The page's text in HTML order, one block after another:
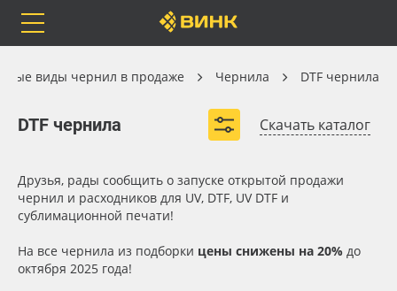
Каталог
Orafol
Бренды
Весь каталог
Рулонные материалы
Самоклеящиеся плёнки
виды чернил в продаже Чернила DTF чернила
DTF чернила Скачать каталог
Чернила
Вид
Друзья, рады сообщить о запуске открытой продажи
чернил и расходников для UV, DTF, UV DTF и
сублимационной печати!
На все чернила из подборки цены снижены на 20% до
октября 2025 года!